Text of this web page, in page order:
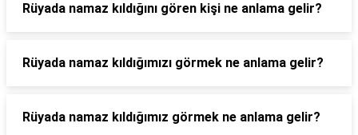
Rüyada namaz kıldığını gören kişi ne anlama gelir?
Rüyada namaz kıldığımızı görmek ne anlama gelir?
Rüyada namaz kıldığımız görmek ne anlama gelir?